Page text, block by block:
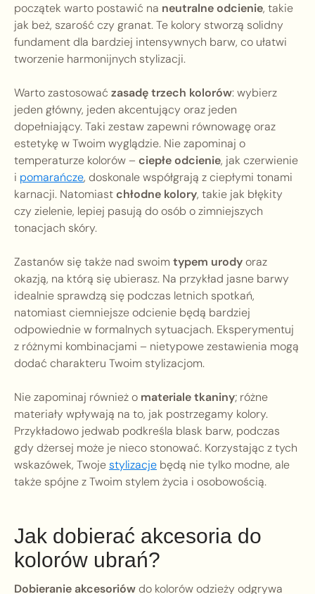
początek warto postawić na neutralne odcienie, takie
jak beż, szarość czy granat. Te kolory stworzą solidny
fundament dla bardziej intensywnych barw, co ułatwi
tworzenie harmonijnych stylizacji.
Warto zastosować zasadę trzech kolorów: wybierz
jeden główny, jeden akcentujący oraz jeden
dopełniający. Taki zestaw zapewni równowagę oraz
estetykę w Twoim wyglądzie. Nie zapominaj o
temperaturze kolorów – ciepłe odcienie, jak czerwienie
i pomarańcze, doskonale współgrają z ciepłymi tonami
karnacji. Natomiastchłodne kolory, takie jak błękity
czy zielenie, lepiej pasują do osób o zimniejszych
tonacjach skóry.
Zastanów się także nad swoim typem urodyoraz
okazją, na którą się ubierasz. Na przykład jasne barwy
idealnie sprawdzą się podczas letnich spotkań,
natomiast ciemniejsze odcienie będą bardziej
odpowiednie w formalnych sytuacjach. Eksperymentuj
z różnymi kombinacjami – nietypowe zestawienia mogą
dodać charakteru Twoim stylizacjom.
Nie zapominaj również o materiale tkaniny; różne
materiały wpływają na to, jak postrzegamy kolory.
Przykładowo jedwab podkreśla blask barw, podczas
gdy dżersej może je nieco stonować. Korzystając z tych
wskazówek, Twojestylizacje będą nie tylko modne, ale
także spójne z Twoim stylem życia i osobowością.
Jak dobierać akcesoria do
kolorów ubrań?
Dobieranie akcesoriówdo kolorów odzieży odgrywa